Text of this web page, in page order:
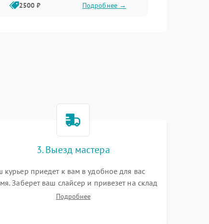
2500 ₽ Подробнее →
3. Выезд мастера
курьер приедет к вам в удобное для вас
Заберет ваш слайсер и привезет на склад
Подробнее